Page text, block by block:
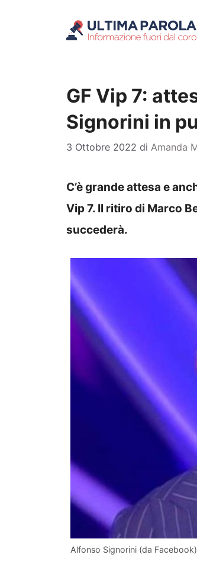
GF Vip 7:
Signorini in
3 Ottobre 2022 di Amanda
C’è grande attesa e
Vip 7. Il ritiro di Marco
succederà.
Alfonso Signorini (da Facebook)